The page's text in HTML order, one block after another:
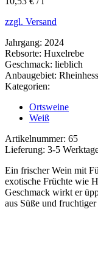
zzgl. Versand
Jahrgang: 2024
Rebsorte: Huxelrebe
Geschmack: lieblich
Anbaugebiet:
Kategorien:
Ortsweine
Weiß
Artikelnummer: 65
Lieferung: 3-5
Ein frischer Wein mit
exotische Früchte wie
Geschmack wirkt er
aus Süße und fruchtiger